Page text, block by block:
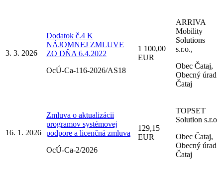
3. 3. 2026
Dodatok č.4 K
NÁJOMNEJ ZMLUVE
ZO DŇA 6.4.2022
OcÚ-Ca-116-2026/AS18
1 100,00
EUR
ARRIVA
Mobility
Solutions
s.r.o.,
Obec Čataj,
Obecný úrad
Čataj
16. 1. 2026
Zmluva o aktualizácii
programov systémovej
podpore a licenčná zmluva
OcÚ-Ca-2/2026
129,15
EUR
TOPSET
Solution s.r.o
Obec Čataj,
Obecný úrad
Čataj